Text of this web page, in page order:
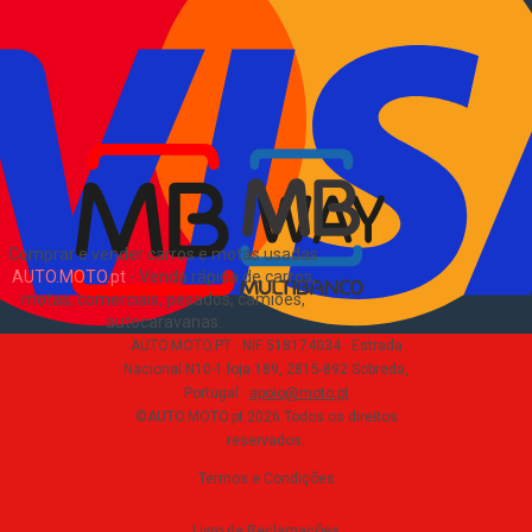
Comprar e vender carros e motas usadas
AUTO.MOTO.pt- Venda rápida de carros,
motas, comerciais, pesados, camiões,
autocaravanas
Como comprar e vender
Pacotes de anúncios
Verificar VIN e matrícula
Sitemap
EN
Sobre Nós
AUTO.MOTO.PT · NIF 518174034 · Estrada
Nacional N10-1 loja 189, 2815-892 Sobreda,
Portugal · apoio@moto.pt
©AUTO.MOTO.pt 2026 Todos os direitos
reservados.
Termos e Condições